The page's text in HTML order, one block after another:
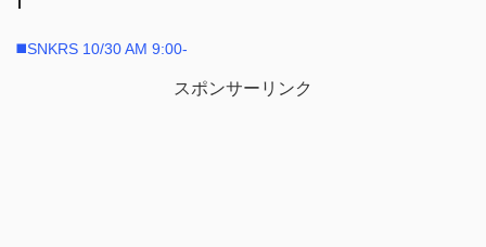
◼️SNKRS 10/30 AM 9:00-
スポンサーリンク